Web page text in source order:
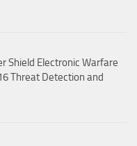
Shield Electronic Warfare
Threat Detection and